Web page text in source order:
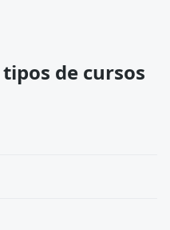
de cursos